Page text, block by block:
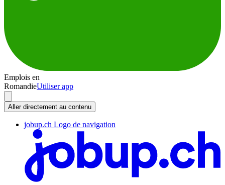
Emplois en
RomandieUtiliser app
Aller directement au contenu
jobup.ch Logo de navigation